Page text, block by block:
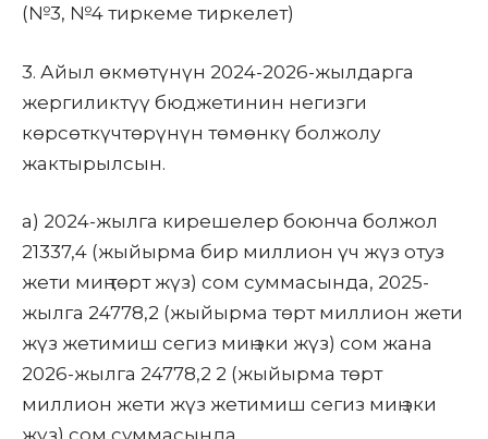
(№3, №4 тиркеме тиркелет)
3. Айыл өкмөтүнүн 2024-2026-жылдарга
жергиликтүү бюджетинин негизги
көрсөткүчтөрүнүн төмөнкү болжолу
жактырылсын.
а) 2024-жылга кирешелер боюнча болжол
21337,4 (жыйырма бир миллион үч жүз отуз
жети миң төрт жүз) сом суммасында, 2025-
жылга 24778,2 (жыйырма төрт миллион жети
жүз жетимиш сегиз миң эки жүз) сом жана
2026-жылга 24778,2 2 (жыйырма төрт
миллион жети жүз жетимиш сегиз миң эки